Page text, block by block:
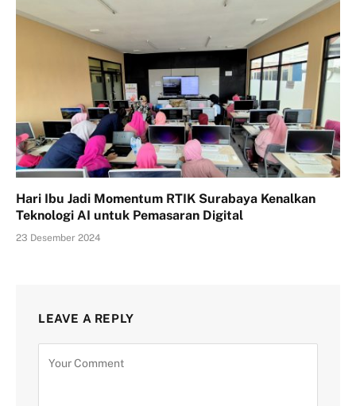
Hari Ibu Jadi Momentum RTIK Surabaya Kenalkan
Teknologi AI untuk Pemasaran Digital
23 Desember 2024
LEAVE A REPLY